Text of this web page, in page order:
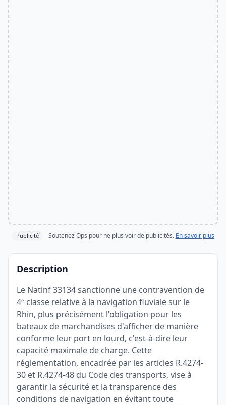
Publicité Soutenez Ops pour ne plus voir de publicités. En savoir plus
Description
Le Natinf 33134 sanctionne une contravention de
4ᵉ classe relative à la navigation fluviale sur le
Rhin, plus précisément l'obligation pour les
bateaux de marchandises d'afficher de manière
conforme leur port en lourd, c'est-à-dire leur
capacité maximale de charge. Cette
réglementation, encadrée par les articles R.4274-
30 et R.4274-48 du Code des transports, vise à
garantir la sécurité et la transparence des
conditions de navigation en évitant toute